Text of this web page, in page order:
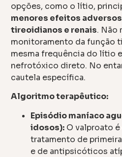
opções, como o lítio,
menores efeitos
tireoidianos e renais. Não
monitoramento da função
mesma frequência do lítio
nefrotóxico direto. No
cautela específica.
Algoritmo terapêutico:
Episódio maníaco
idosos): O valproato
tratamento de
e de antipsicóticos